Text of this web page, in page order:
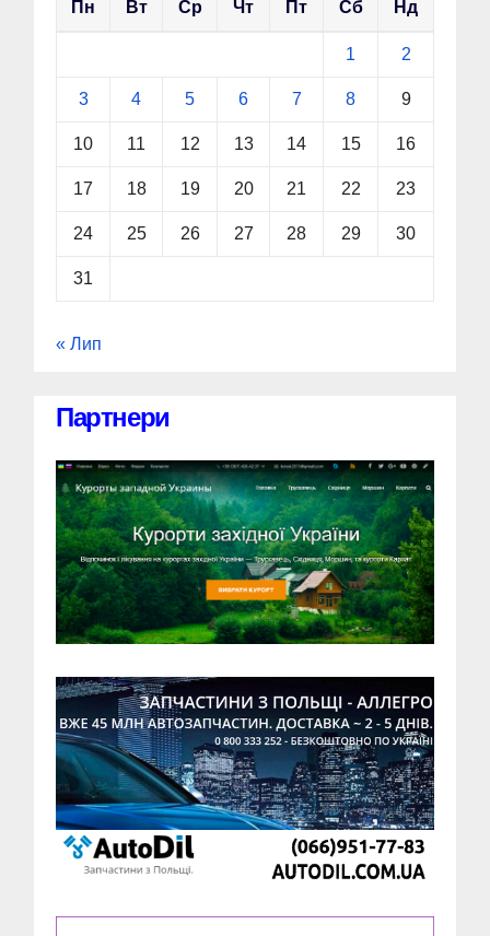
Пн Вт Ср Чт Пт Сб Нд
1 2
3 4 5 6 7 8 9
10 11 12 13 14 15 16
17 18 19 20 21 22 23
24 25 26 27 28 29 30
31
« Лип
Партнери